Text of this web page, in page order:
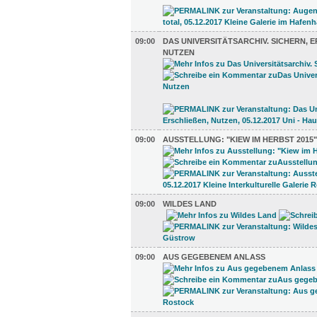
09:00
DAS UNIVERSITÄTSARCHIV. SICHERN,
UTZEN
09:00 AUSSTELLUNG: "KIEW IM HERBST 2015"
09:00 WILDES LAND
09:00 AUS GEGEBENEM ANLASS